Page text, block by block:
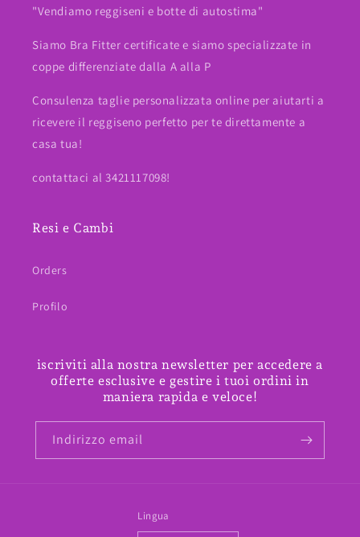
"Vendiamo reggiseni e botte di autostima"
Siamo Bra Fitter certificate e siamo specializzate in
coppe differenziate dalla A alla P
Consulenza taglie personalizzata online per aiutarti a
ricevere il reggiseno perfetto per te direttamente a
casa tua!
contattaci al 3421117098!
Resi e Cambi
Orders
Profilo
iscriviti alla nostra newsletter per accedere a
offerte esclusive e gestire i tuoi ordini in
maniera rapida e veloce!
Indirizzo email
Lingua